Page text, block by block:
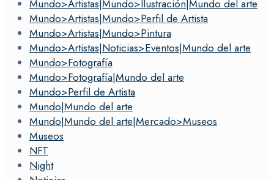
Mundo>Artistas|Mundo>Ilustración|Mundo del arte
Mundo>Artistas|Mundo>Perfil de Artista
Mundo>Artistas|Mundo>Pintura
Mundo>Artistas|Noticias>Eventos|Mundo del arte
Mundo>Fotografía
Mundo>Fotografía|Mundo del arte
Mundo>Perfil de Artista
Mundo|Mundo del arte
Mundo|Mundo del arte|Mercado>Museos
Museos
NFT
Night